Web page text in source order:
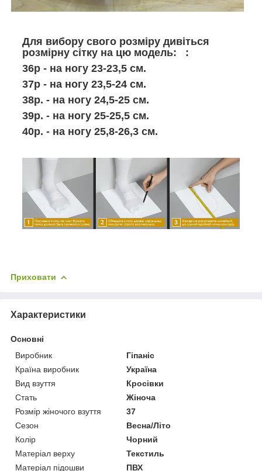
Для вибору свого розміру дивіться
розмірну сітку на цю модель: :
36р - на ногу 23-23,5 см.
37р - на ногу 23,5-24 см.
38р. - на ногу 24,5-25 см.
39р. - на ногу 25-25,5 см.
40р. - на ногу 25,8-26,3 см.
Приховати
Характеристики
Основні
Виробник
Гіпаніс
Країна виробник
Україна
Вид взуття
Кросівки
Стать
Жіноча
Розмір жіночого взуття
37
Сезон
Весна/Літо
Колір
Чорний
Матеріал верху
Текстиль
Матеріал підошви
ПВХ